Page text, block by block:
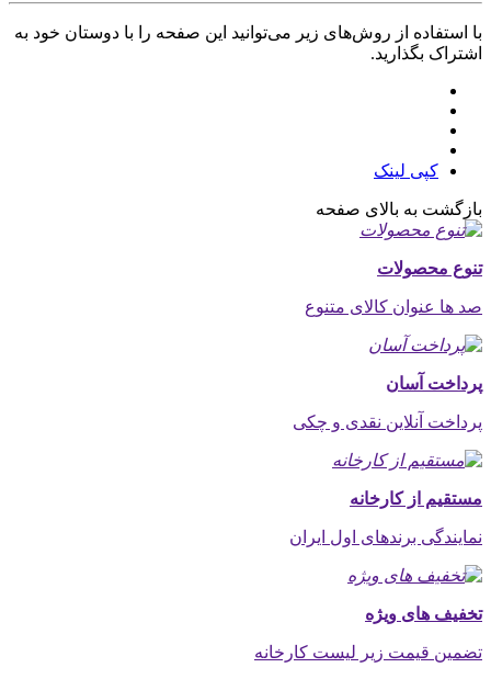
با استفاده از روش‌های زیر می‌توانید این صفحه را با دوستان خود به
اشتراک بگذارید.
کپی لینک
بازگشت به بالای صفحه
تنوع محصولات
صد ها عنوان کالای متنوع
پرداخت آسان
پرداخت آنلاین نقدی و چکی
مستقیم از کارخانه
نمایندگی برندهای اول ایران
تخفیف های ویژه
تضمین قیمت زیر لیست کارخانه